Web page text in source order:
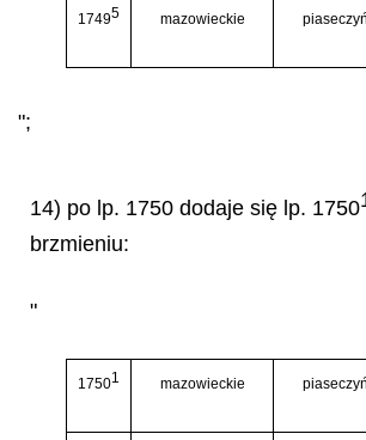
17495 mazowieckie
";
14) po lp. 1750 dodaje się lp. 1750
brzmieniu:
"
17501 mazowieckie